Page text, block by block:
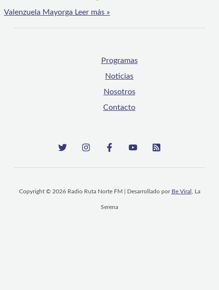
Valenzuela Mayorga Leer más »
Programas
Noticias
Nosotros
Contacto
Copyright © 2026 Radio Ruta Norte FM | Desarrollado por Be Viral , La
Serena